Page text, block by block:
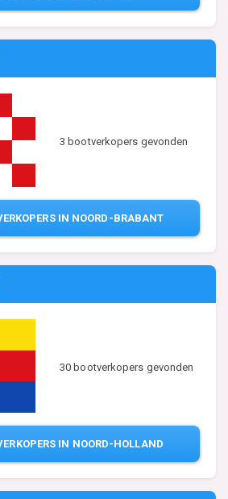
3 bootverkopers gevonden
IN NOORD-BRABANT
30 bootverkopers gevonden
IN NOORD-HOLLAND